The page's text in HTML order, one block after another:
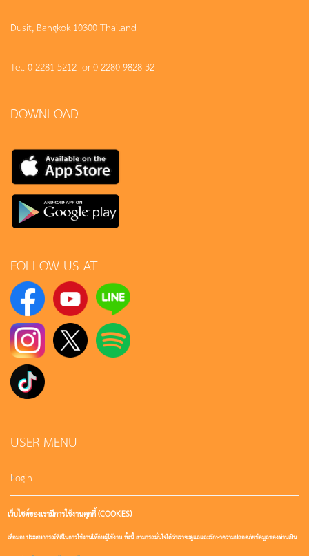
Dusit, Bangkok 10300 Thailand
Tel. 0-2281-5212 or 0-2280-9828-32
DOWNLOAD
FOLLOW US AT
USER MENU
Login
Sign up
เว็บไซต์ของเรามีการใช้งานคุกกี้ (COOKIES)
เพื่อมอบประสบการณ์ที่ดีในการใช้งานให้กับผู้ใช้งาน ทั้งนี้ สามารถมั่นใจได้ว่าเราจะดูแลและรักษาความปลอดภัยข้อมูลของท่านเป็น